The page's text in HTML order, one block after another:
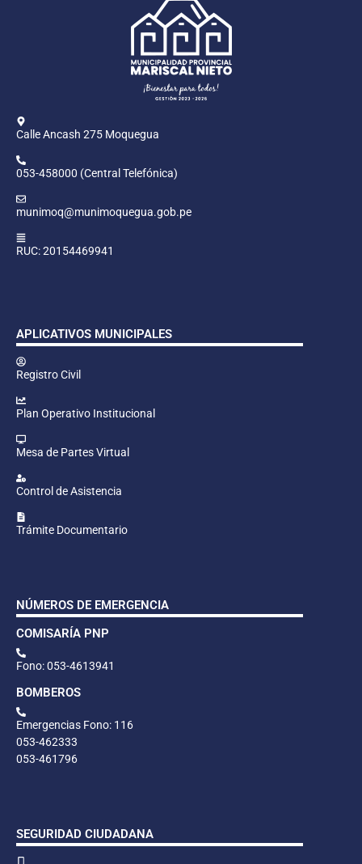
Calle Ancash 275 Moquegua
053-458000 (Central Telefónica)
munimoq@munimoquegua.gob.pe
RUC: 20154469941
APLICATIVOS MUNICIPALES
Registro Civil
Plan Operativo Institucional
Mesa de Partes Virtual
Control de Asistencia
Trámite Documentario
NÚMEROS DE EMERGENCIA
COMISARÍA PNP
Fono: 053-4613941
BOMBEROS
Emergencias Fono: 116
053-462333
053-461796
SEGURIDAD CIUDADANA